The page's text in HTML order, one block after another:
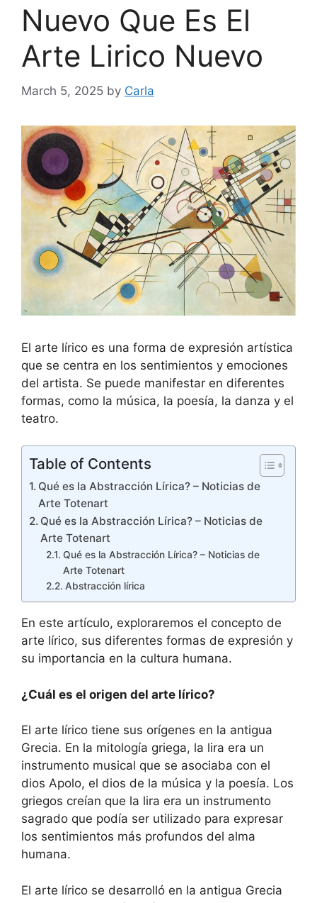
Nuevo Que Es El
Arte Lirico Nuevo
March 5, 2025 by Carla
El arte lírico es una forma de expresión artística
que se centra en los sentimientos y emociones
del artista. Se puede manifestar en diferentes
formas, como la música, la poesía, la danza y el
teatro.
Table of Contents
Qué es la Abstracción Lírica? – Noticias de
Arte Totenart
Qué es la Abstracción Lírica? – Noticias de
Arte Totenart
Qué es la Abstracción Lírica? – Noticias de
Arte Totenart
Abstracción lírica
En este artículo, exploraremos el concepto de
arte lírico, sus diferentes formas de expresión y
su importancia en la cultura humana.
¿Cuál es el origen del arte lírico?
El arte lírico tiene sus orígenes en la antigua
Grecia. En la mitología griega, la lira era un
instrumento musical que se asociaba con el
dios Apolo, el dios de la música y la poesía. Los
griegos creían que la lira era un instrumento
sagrado que podía ser utilizado para expresar
los sentimientos más profundos del alma
humana.
El arte lírico se desarrolló en la antigua Grecia